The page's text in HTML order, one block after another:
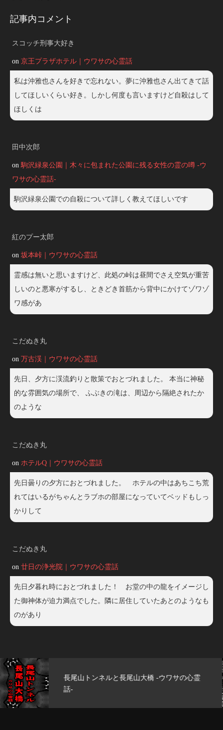
記事内コメント
スコッチ刑事大好き
on 京王プラザホテル｜ウワサの心霊話
私は沖雅也さんを好きで忘れない。夢に沖雅也さん出てきて話
してほしいくらい好き。しかし何度も言いますけど自殺はして
ほしくは
田中次郎
on 駒沢緑泉公園｜木々に包まれた公園に残る女性の霊の噂 -ウ
ワサの心霊話-
駒沢緑泉公園での自殺について詳しく教えてほしいです
紅のプー太郎
on 坂本峠｜ウワサの心霊話
霊感は無いと思いますけど、此処の峠は昼間でさえ空気が重苦
しいのと悪寒がするし、ときどき首筋から背中にかけてゾワゾ
ワ感があ
こだぬき丸
on 万古渓｜ウワサの心霊話
先日、夕方に渓流釣りと散策でおとづれました。 本当に神秘
的な雰囲気の場所で、 ふぶきの滝は、周辺から隔絶されたか
のような
こだぬき丸
on ホテルQ｜ウワサの心霊話
先日曇りの夕方におとづれました。 ホテルの中はあちこち荒
れてはいるがちゃんとラブホの部屋になっていてベッドもしっ
かりして
こだぬき丸
on 廿日の浄光院｜ウワサの心霊話
先日夕暮れ時におとづれました！ お堂の中の龍をイメージし
た御神体が迫力満点でした。隣に居住していたあとのようなも
のがあり
玄武洞公園 -ウワサの心霊話-